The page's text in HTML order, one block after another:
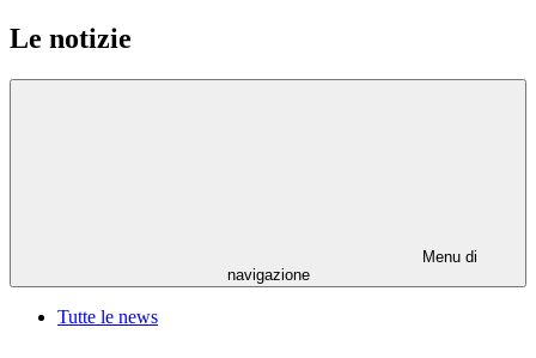
Le notizie
Menu di
navigazione
Tutte le news